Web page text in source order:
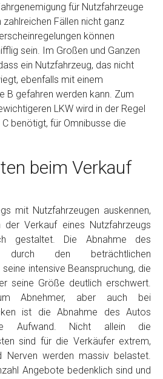
für Nutzfahrzeuge
Fällen nicht ganz
können
sein. Im Großen und Ganzen
ein Nutzfahrzeug, das nicht
ebenfalls mit einem
B gefahren werden kann. Zum
LKW wird in der Regel
benötigt, für Omnibusse die
beim Verkauf
mit Nutzfahrzeugen auskennen,
Verkauf eines Nutzfahrzeugs
gestaltet. Die Abnahme des
den beträchtlichen
intensive Beanspruchung, die
seine Größe deutlich erschwert.
Abnehmer, aber auch bei
ist die Abnahme des Autos
Aufwand. Nicht allein die
sind für die Verkäufer extrem,
Nerven werden massiv belastet.
Angebote bedenklich sind und